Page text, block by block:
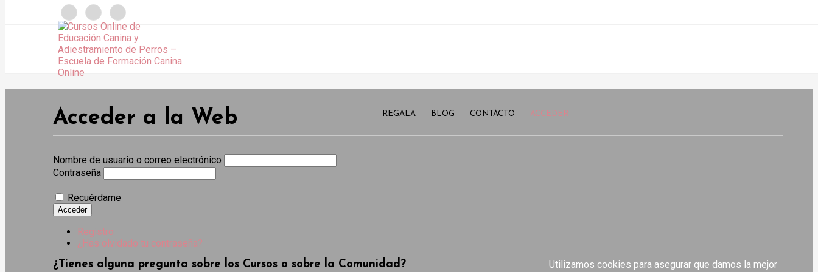
REGALA BLOG CONTACTO ACCEDER
Acceder a la Web
Nombre de usuario o correo electrónico
Contraseña
Recuérdame
Acceder
Registro
¿Has olvidado tu contraseña?
¿Tienes alguna pregunta sobre los Cursos o sobre la Comunidad?
Utilizamos cookies para asegurar que damos la mejor